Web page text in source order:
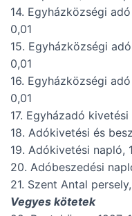
14. Egyházközségi
0,01
15. Egyházközségi
0,01
16. Egyházközségi
0,01
17. Egyházadó
18. Adókivetési és
19. Adókivetési napló,
20. Adóbeszedési
21. Szent Antal
Vegyes kötetek